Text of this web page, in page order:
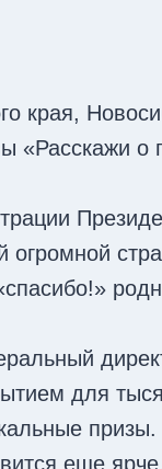
края,
«Расскажи о
огромной
для
еще